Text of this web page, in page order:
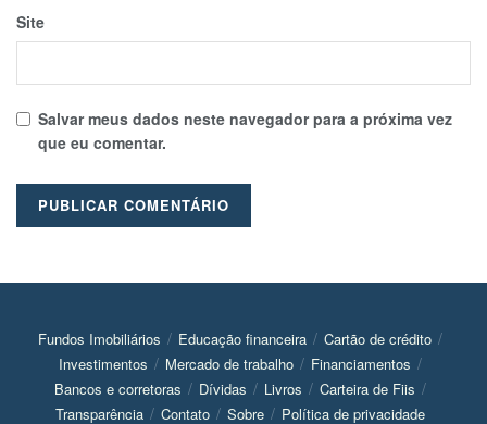
Site
Salvar meus dados neste navegador para a próxima vez
que eu comentar.
Fundos Imobiliários Educação financeira
Cartão de crédito
Investimentos
Mercado de trabalho
Financiamentos
Bancos e corretoras
Dívidas Livros
Carteira de Fiis
Transparência
Contato Sobre Política de privacidade